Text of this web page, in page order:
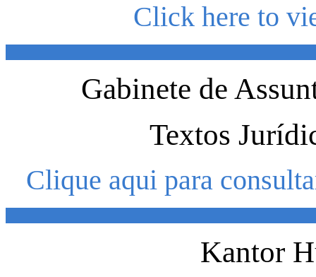
Click here to
Gabinete de
Textos
Clique aqui para
Kantor